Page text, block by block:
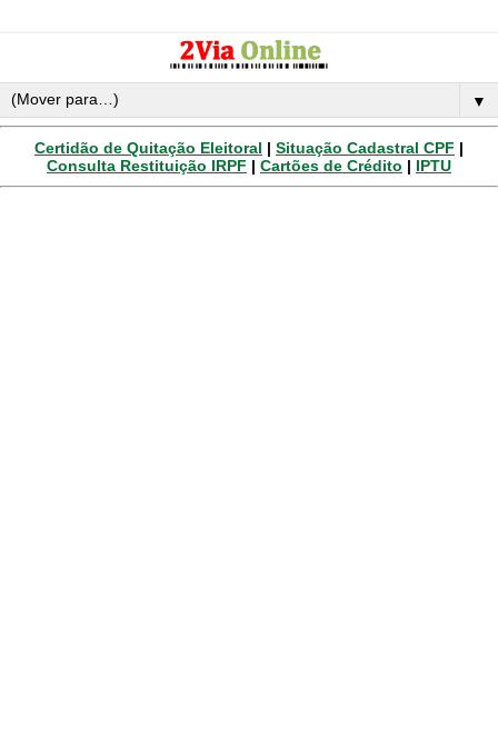
▼
Certidão de Quitação Eleitoral | Situação Cadastral CPF |
Consulta Restituição IRPF | Cartões de Crédito | IPTU